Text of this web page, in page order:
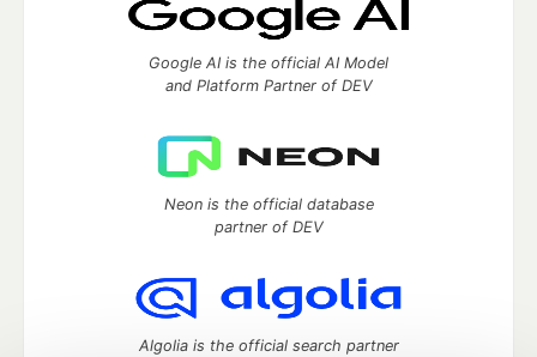
Google AI is the official AI Model
and Platform Partner of DEV
Neon is the official database
partner of DEV
Algolia is the official search partner